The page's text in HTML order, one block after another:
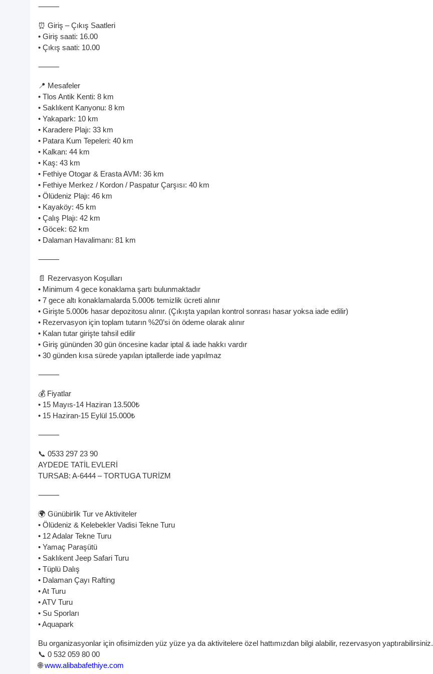
⸻
⏰ Giriş – Çıkış Saatleri
• Giriş saati: 16.00
• Çıkış saati: 10.00
⸻
📍 Mesafeler
• Tlos Antik Kenti: 8 km
• Saklıkent Kanyonu: 8 km
• Yakapark: 10 km
• Karadere Plajı: 33 km
• Patara Kum Tepeleri: 40 km
• Kalkan: 44 km
• Kaş: 43 km
• Fethiye Otogar & Erasta AVM: 36 km
• Fethiye Merkez / Kordon / Paspatur Çarşısı: 40 km
• Ölüdeniz Plajı: 46 km
• Kayaköy: 45 km
• Çalış Plajı: 42 km
• Göcek: 62 km
• Dalaman Havalimanı: 81 km
⸻
📄 Rezervasyon Koşulları
• Minimum 4 gece konaklama şartı bulunmaktadır
• 7 gece altı konaklamalarda 5.000₺ temizlik ücreti alınır
• Girişte 5.000₺ hasar depozitosu alınır. (Çıkışta yapılan kontrol sonrası hasar yoksa iade edilir)
• Rezervasyon için toplam tutarın %20’si ön ödeme olarak alınır
• Kalan tutar girişte tahsil edilir
• Giriş gününden 30 gün öncesine kadar iptal & iade hakkı vardır
• 30 günden kısa sürede yapılan iptallerde iade yapılmaz
⸻
💰 Fiyatlar
• 15 Mayıs-14 Haziran 13.500₺
• 15 Haziran-15 Eylül 15.000₺
⸻
📞 0533 297 23 90
AYDEDE TATİL EVLERİ
TURSAB: A-6444 – TORTUGA TURİZM
⸻
🌍 Günübirlik Tur ve Aktiviteler
• Ölüdeniz & Kelebekler Vadisi Tekne Turu
• 12 Adalar Tekne Turu
• Yamaç Paraşütü
• Saklıkent Jeep Safari Turu
• Tüplü Dalış
• Dalaman Çayı Rafting
• At Turu
• ATV Turu
• Su Sporları
• Aquapark
Bu organizasyonlar için ofisimizden yüz yüze ya da aktivitelere özel hattımızdan bilgi alabilir, rezervasyon yaptırabilirsiniz.
📞 0 532 059 80 00
🌐www.alibabafethiye.com